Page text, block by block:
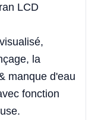
LCD
la
manque d'eau
fonction